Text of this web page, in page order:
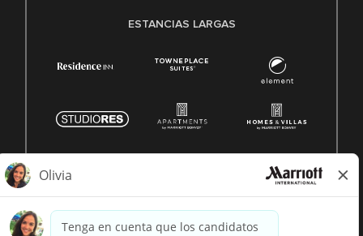
ESTANCIAS LARGAS